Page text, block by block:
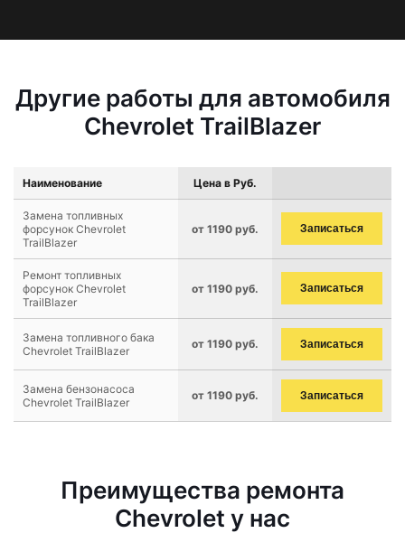
Другие работы для автомобиля
Chevrolet TrailBlazer
Наименование Цена в Руб.
Замена топливных
форсунок Chevrolet
TrailBlazer
от 1190 руб. Записаться
Ремонт топливных
форсунок Chevrolet
TrailBlazer
от 1190 руб. Записаться
Замена топливного бака
Chevrolet TrailBlazer
от 1190 руб. Записаться
Замена бензонасоса
Chevrolet TrailBlazer
от 1190 руб. Записаться
Преимущества ремонта
Chevrolet у нас